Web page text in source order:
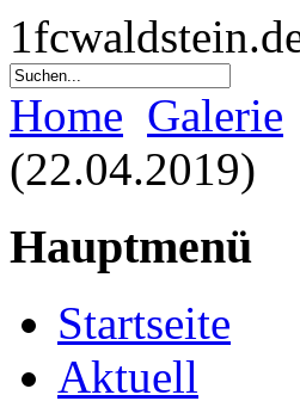
Home Galerie
(22.04.2019)
Hauptmenü
Startseite
Aktuell